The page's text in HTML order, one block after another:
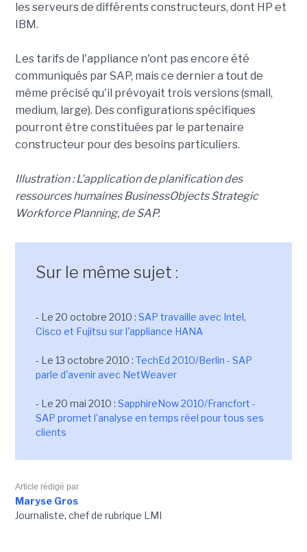
les serveurs de différents constructeurs, dont HP et
IBM.
Les tarifs de l'appliance n'ont pas encore été
communiqués par SAP, mais ce dernier a tout de
même précisé qu'il prévoyait trois versions (small,
medium, large). Des configurations spécifiques
pourront être constituées par le partenaire
constructeur pour des besoins particuliers.
Illustration : L'application de planification des
ressources humaines BusinessObjects Strategic
Workforce Planning, de SAP.
Sur le même sujet :
- Le 20 octobre 2010 : SAP travaille avec Intel,
Cisco et Fujitsu sur l'appliance HANA
- Le 13 octobre 2010 : TechEd 2010/Berlin - SAP
parle d'avenir avec NetWeaver
- Le 20 mai 2010 : SapphireNow 2010/Francfort -
SAP promet l'analyse en temps réel pour tous ses
clients
Article rédigé par
Maryse Gros
Journaliste, chef de rubrique LMI